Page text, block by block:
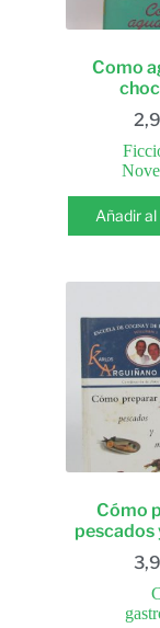
Como
Añadir
Cómo
pescados